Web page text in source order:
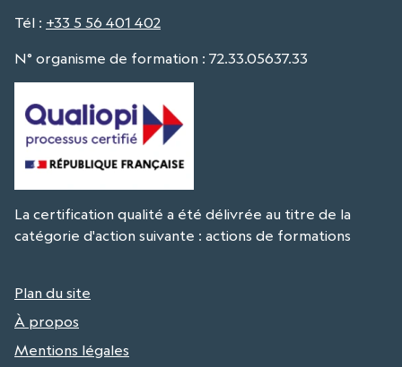
Tél : +33 5 56 401 402
N° organisme de formation : 72.33.05637.33
La certification qualité a été délivrée au titre de la
catégorie d'action suivante : actions de formations
Plan du site
À propos
Mentions légales